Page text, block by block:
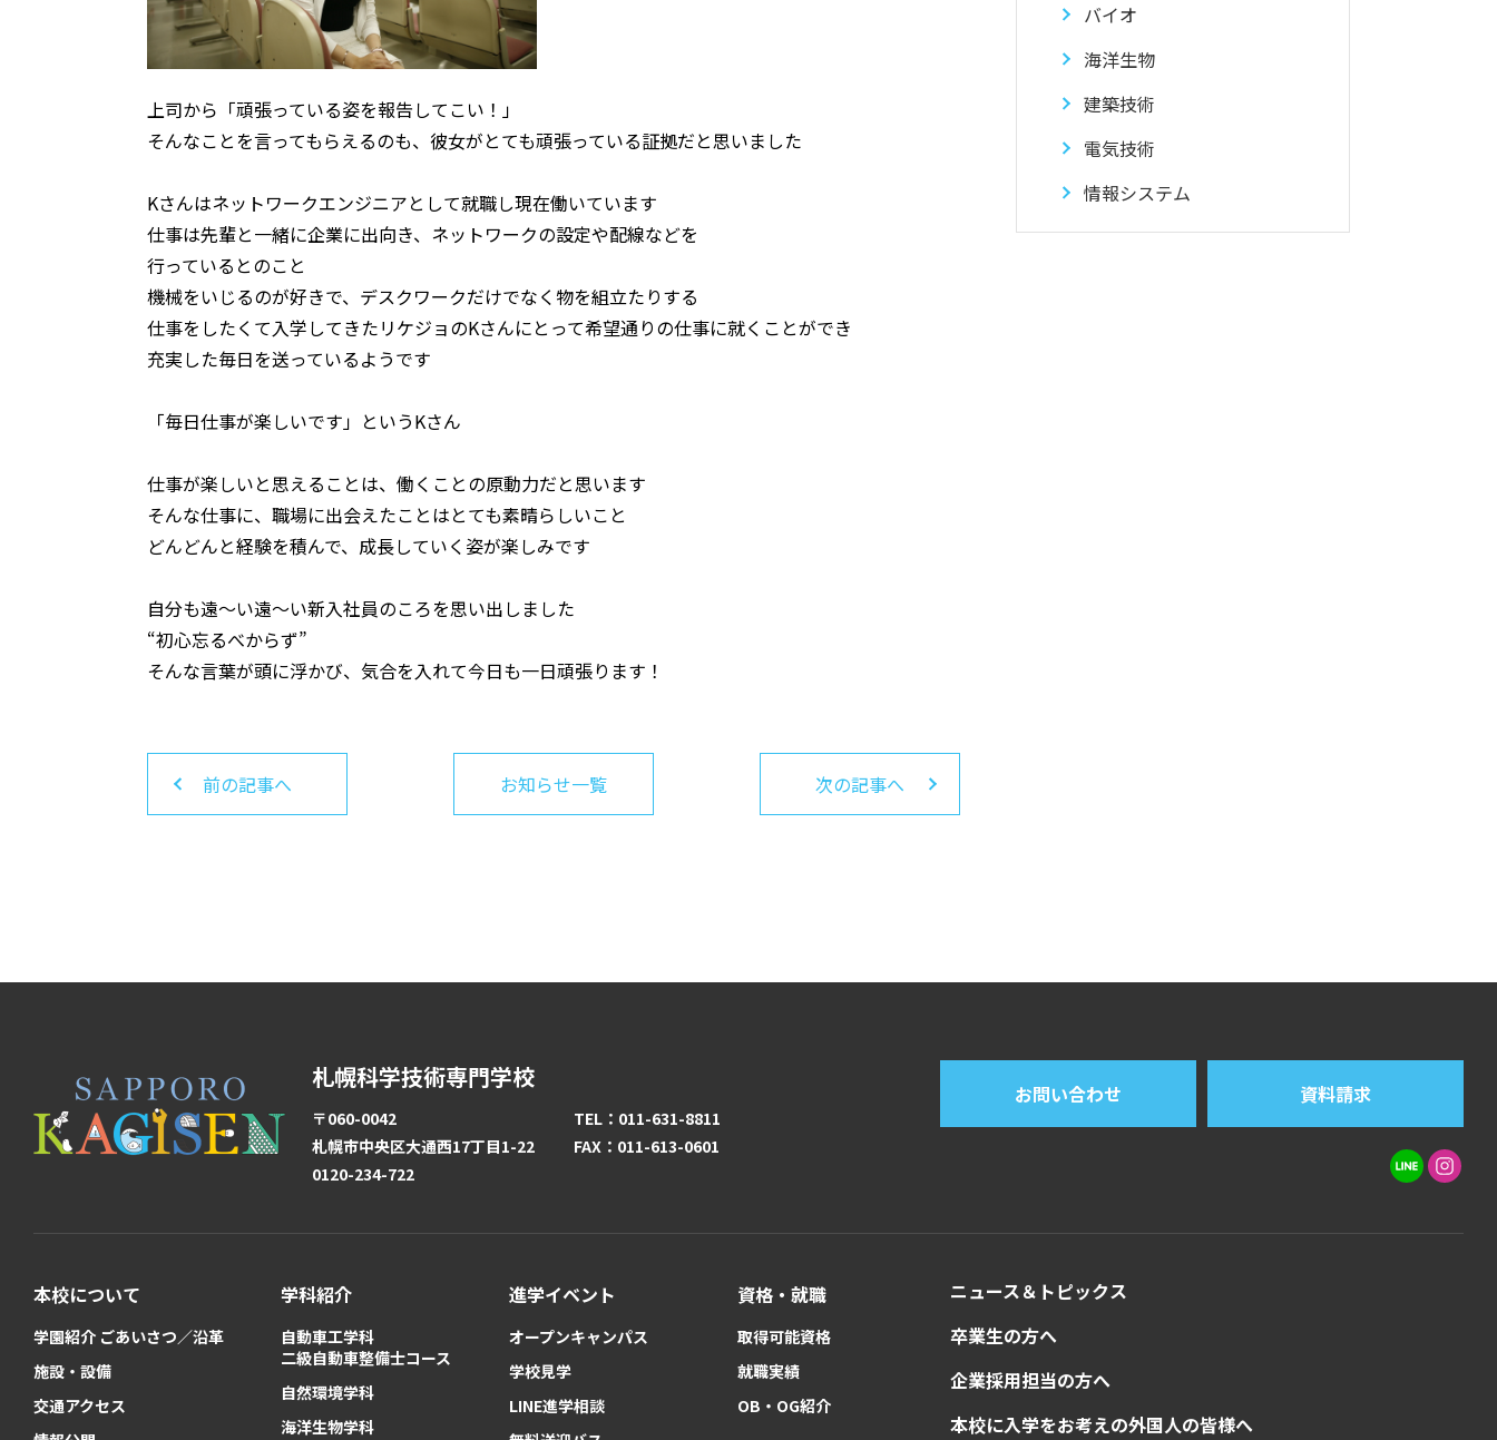
上司から「頑張っている姿を報告してこい！」
そんなことを言ってもらえるのも、彼女がとても頑張っている証拠だと思いました
Kさんはネットワークエンジニアとして就職し現在働いています
仕事は先輩と一緒に企業に出向き、ネットワークの設定や配線などを
行っているとのこと
機械をいじるのが好きで、デスクワークだけでなく物を組立たりする
仕事をしたくて入学してきたリケジョのKさんにとって希望通りの仕事に就くことができ
充実した毎日を送っているようです
「毎日仕事が楽しいです」というKさん
仕事が楽しいと思えることは、働くことの原動力だと思います
そんな仕事に、職場に出会えたことはとても素晴らしいこと
どんどんと経験を積んで、成長していく姿が楽しみです
自分も遠～い遠～い新入社員のころを思い出しました
“初心忘るべからず”
そんな言葉が頭に浮かび、気合を入れて今日も一日頑張ります！
前の記事へ お知らせ一覧 次の記事へ
バイオ
海洋生物
建築技術
電気技術
情報システム
札幌科学技術専門学校
〒060-0042
札幌市中央区大通西17丁目1-22
0120-234-722
TEL：011-631-8811
FAX：011-613-0601
お問い合わせ 資料請求
本校について
学園紹介 ごあいさつ／沿革
施設・設備
交通アクセス
学科紹介
自動車工学科
二級自動車整備士コース
自然環境学科
海洋生物学科
進学イベント
オープンキャンパス
学校見学
LINE進学相談
資格・就職
取得可能資格
就職実績
OB・OG紹介
ニュース＆トピックス
卒業生の方へ
企業採用担当の方へ
本校に入学をお考えの外国人の皆様へ